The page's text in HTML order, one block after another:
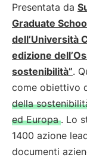
Presentata da
Graduate
dell’Università
edizione
sostenibilità”.
come obiettivo
della
ed Europa . Lo
1400 azione
documenti